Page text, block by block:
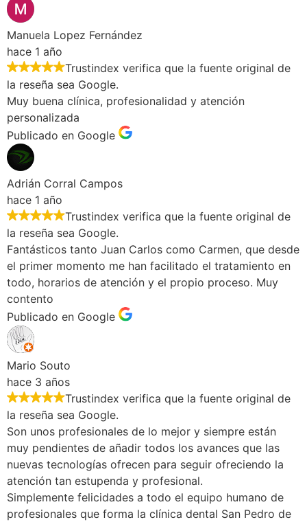
Manuela Lopez Fernández
hace 1 año
Trustindex verifica que la fuente original de
la reseña sea Google.
Muy buena clínica, profesionalidad y atención
personalizada
Publicado en Google
Adrián Corral Campos
hace 1 año
Trustindex verifica que la fuente original de
la reseña sea Google.
Fantásticos tanto Juan Carlos como Carmen, que desde
el primer momento me han facilitado el tratamiento en
todo, horarios de atención y el propio proceso. Muy
contento
Publicado en Google
Mario Souto
hace 3 años
Trustindex verifica que la fuente original de
la reseña sea Google.
Son unos profesionales de lo mejor y siempre están
muy pendientes de añadir todos los avances que las
nuevas tecnologías ofrecen para seguir ofreciendo la
atención tan estupenda y profesional.
Simplemente felicidades a todo el equipo humano de
profesionales que forma la clínica dental San Pedro de